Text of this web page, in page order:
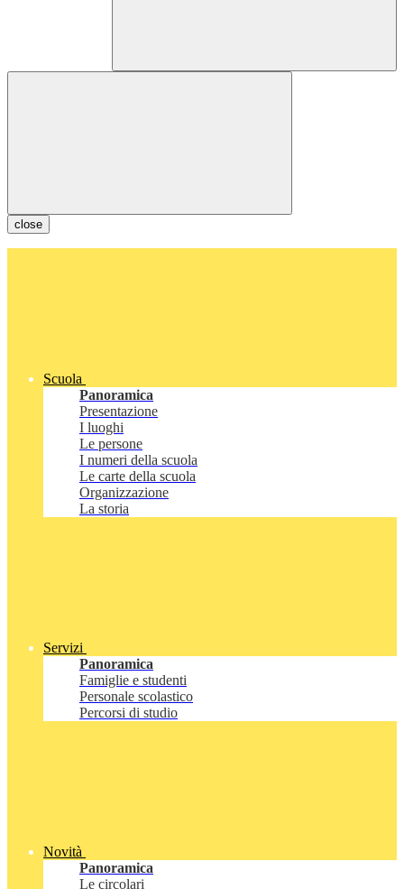
close
Scuola
Panoramica
Presentazione
I luoghi
Le persone
I numeri della scuola
Le carte della scuola
Organizzazione
La storia
Servizi
Panoramica
Famiglie e studenti
Personale scolastico
Percorsi di studio
Novità
Panoramica
Le circolari